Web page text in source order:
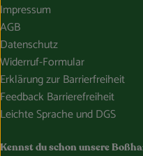
Impressum
AGB
Datenschutz
Widerruf-Formular
Erklärung zur Barrierfreiheit
Feedback Barrierefreiheit
Leichte Sprache und DGS
Kennst du schon unsere